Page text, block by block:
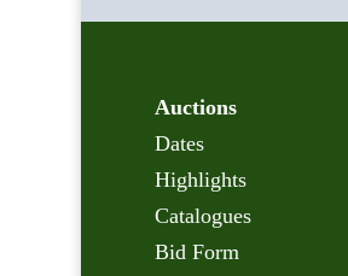
Auctions
Dates
Highlights
Catalogues
Bid Form